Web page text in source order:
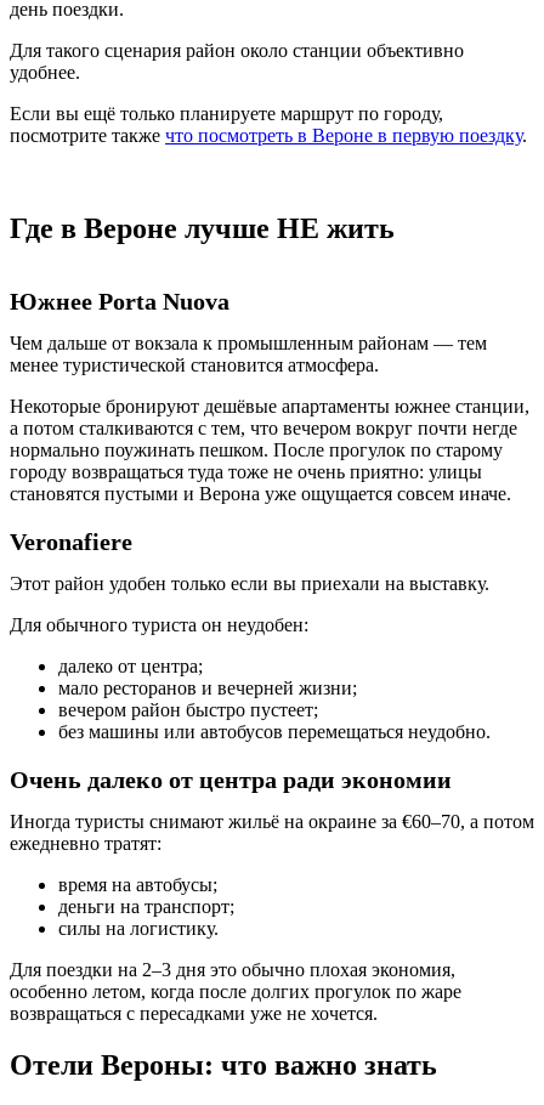
день поездки.
Для такого сценария район около станции объективно
удобнее.
Если вы ещё только планируете маршрут по городу,
посмотрите также что посмотреть в Вероне в первую поездку.
Где в Вероне лучше НЕ жить
Южнее Porta Nuova
Чем дальше от вокзала к промышленным районам — тем
менее туристической становится атмосфера.
Некоторые бронируют дешёвые апартаменты южнее станции,
а потом сталкиваются с тем, что вечером вокруг почти негде
нормально поужинать пешком. После прогулок по старому
городу возвращаться туда тоже не очень приятно: улицы
становятся пустыми и Верона уже ощущается совсем иначе.
Veronafiere
Этот район удобен только если вы приехали на выставку.
Для обычного туриста он неудобен:
далеко от центра;
мало ресторанов и вечерней жизни;
вечером район быстро пустеет;
без машины или автобусов перемещаться неудобно.
Очень далеко от центра ради экономии
Иногда туристы снимают жильё на окраине за €60–70, а потом
ежедневно тратят:
время на автобусы;
деньги на транспорт;
силы на логистику.
Для поездки на 2–3 дня это обычно плохая экономия,
особенно летом, когда после долгих прогулок по жаре
возвращаться с пересадками уже не хочется.
Отели Вероны: что важно знать